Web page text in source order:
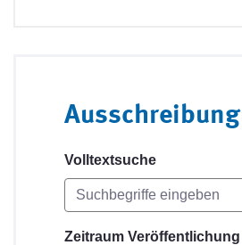
Volltextsuche
Zeitraum Veröffentlichung